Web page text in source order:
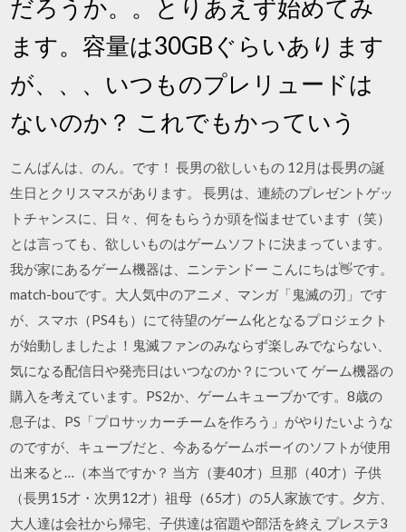
だろうか。。とりあえず始めてみ
ます。容量は30GBぐらいあります
が、、、いつものプレリュードは
ないのか？ これでもかっていう
こんばんは、のん。です！ 長男の欲しいもの 12月は長男の誕
生日とクリスマスがあります。 長男は、連続のプレゼントゲッ
トチャンスに、日々、何をもらうか頭を悩ませています（笑）
とは言っても、欲しいものはゲームソフトに決まっています。
我が家にあるゲーム機器は、ニンテンドー こんにちは👋です。
match-bouです。大人気中のアニメ、マンガ「鬼滅の刃」です
が、スマホ（PS4も）にて待望のゲーム化となるプロジェクト
が始動しましたよ！鬼滅ファンのみならず楽しみでならない、
気になる配信日や発売日はいつなのか？について ゲーム機器の
購入を考えています。PS2か、ゲームキューブかです。8歳の
息子は、PS「プロサッカーチームを作ろう」がやりたいような
のですが、キューブだと、今あるゲームボーイのソフトが使用
出来ると…（本当ですか？ 当方（妻40才）旦那（40才）子供
（長男15才・次男12才）祖母（65才）の5人家族です。夕方、
大人達は会社から帰宅、子供達は宿題や部活を終え プレステ3